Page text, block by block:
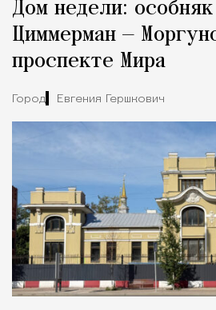
Город
Дом недели:
Циммерман —
проспекте Мира
Город Евгения Гершкович